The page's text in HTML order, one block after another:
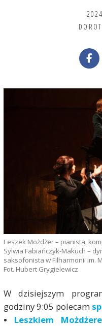
Leszek Możdżer – pianista,
Sylwia Fabiańczyk-Makuch –
saksofonista w Filharmonii im.
Fot. Hubert Grygielewicz
W dzisiejszym
godziny 9:05 polecam
•
Leszkiem